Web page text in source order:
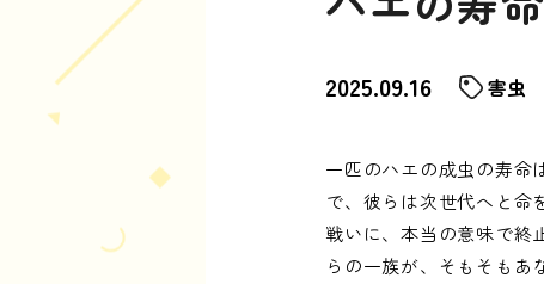
2025.09.16 害虫
一匹のハエの成虫の寿命
で、彼らは次世代へと命
戦いに、本当の意味で終
らの一族が、そもそもあ